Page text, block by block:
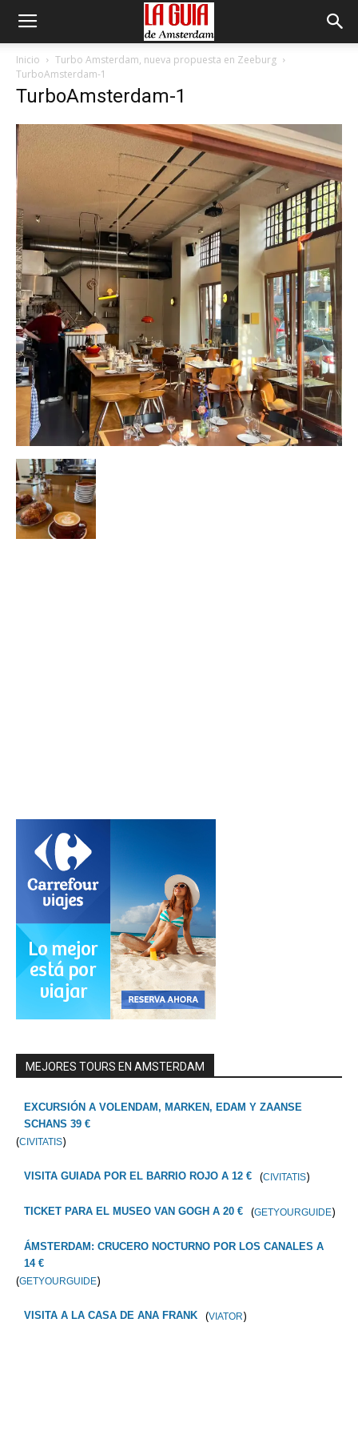
Inicio
Turbo Amsterdam, nueva propuesta en Zeeburg
TurboAmsterdam-1
TurboAmsterdam-1
MEJORES TOURS EN AMSTERDAM
EXCURSIÓN A VOLENDAM, MARKEN, EDAM Y ZAANSE
SCHANS 39 €
(CIVITATIS)
VISITA GUIADA POR EL BARRIO ROJO A 12 € (CIVITATIS)
TICKET PARA EL MUSEO VAN GOGH A 20 € (GETYOURGUIDE)
ÁMSTERDAM: CRUCERO NOCTURNO POR LOS CANALES A
14 €
(GETYOURGUIDE)
VISITA A LA CASA DE ANA FRANK (VIATOR)